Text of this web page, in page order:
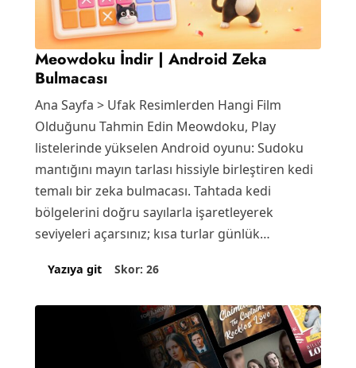
Meowdoku İndir | Android Zeka
Bulmacası
Ana Sayfa > Ufak Resimlerden Hangi Film
Olduğunu Tahmin Edin Meowdoku, Play
listelerinde yükselen Android oyunu: Sudoku
mantığını mayın tarlası hissiyle birleştiren kedi
temalı bir zeka bulmacası. Tahtada kedi
bölgelerini doğru sayılarla işaretleyerek
seviyeleri açarsınız; kısa turlar günlük
Yazıya git Skor: 26